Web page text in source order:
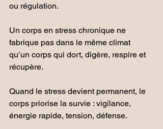
ou régulation.
Un corps en stress chronique ne
fabrique pas dans le même climat
qu’un corps qui dort, digère, respire et
récupère.
Quand le stress devient permanent, le
corps priorise la survie : vigilance,
énergie rapide, tension, défense.